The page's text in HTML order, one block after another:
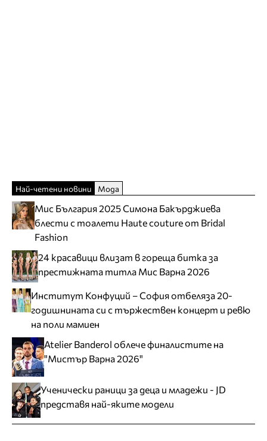
Най-четени новини Мода
Мис България 2025 Симона Бакърджиева
блести с тоалети Haute couture от Bridal
Fashion
24 красавици влизат в гореща битка за
престижната титла Мис Варна 2026
Институт Конфуций – София отбеляза 20-
годишнината си с тържествен концерт и ревю
на поли мамиен
Atelier Banderol облече финалистите на
"Мистър Варна 2026"
Ученически раници за деца и младежи - JD
представя най-яките модели